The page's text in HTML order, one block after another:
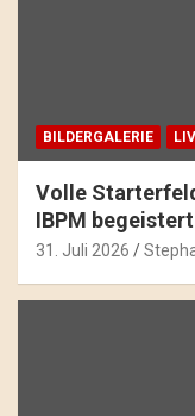
BILDERGALERIE
Volle
IBPM
31. Juli 2026